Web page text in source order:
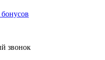
звонок